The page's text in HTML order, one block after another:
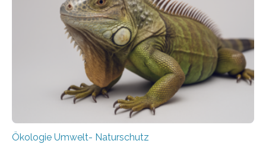
Heimat. Braunschweig/Eberswalde (23. Oktober 2025).
Ein Netz aus 155 Messstationen spannt sich neuerdings
über Deutschlands Moorböden. Eingerichtet wurden sie
in den vergangenen fünf Jahren von
Wissenschaftlerinnen und Wissenschaftlern des
Thünen-Instituts für Agrarklimaschutz…
Ökologie Umwelt- Naturschutz